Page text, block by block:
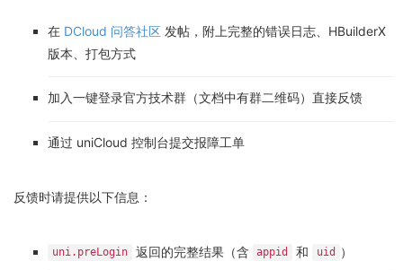
在 DCloud 问答社区 发帖，附上完整的错误日志、HBuilderX
版本、打包方式
加入一键登录官方技术群（文档中有群二维码）直接反馈
通过 uniCloud 控制台提交报障工单
反馈时请提供以下信息：
uni.preLogin 返回的完整结果（含 appid 和 uid ）